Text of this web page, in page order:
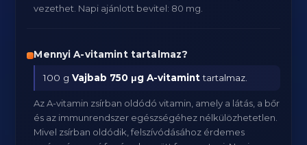
vezethet. Napi ajánlott bevitel: 80 mg.
Mennyi A-vitamint tartalmaz?
100 gVajbab 750 μg A-vitaminttartalmaz.
Az A-vitamin zsírban oldódó vitamin, amely a látás, a bőr
és az immunrendszer egészségéhez nélkülözhetetlen.
Mivel zsírban oldódik, felszívódásához érdemes